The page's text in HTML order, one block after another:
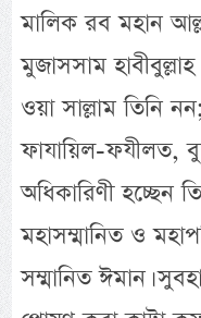
মালিক রব মহান
মুজাসসাম
ওয়া সাল্লাম তিনি
ফাযায়িল-ফযীলত,
অধিকারিণী হচ্ছেন
মহাসম্মানিত ও
সম্মানিত ঈমান।